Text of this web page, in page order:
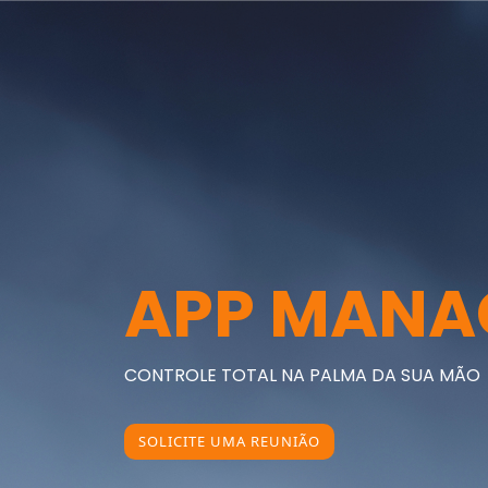
APP
CONTROLE TOTAL NA PALMA DA SUA MÃO
SOLICITE UMA REUNIÃO